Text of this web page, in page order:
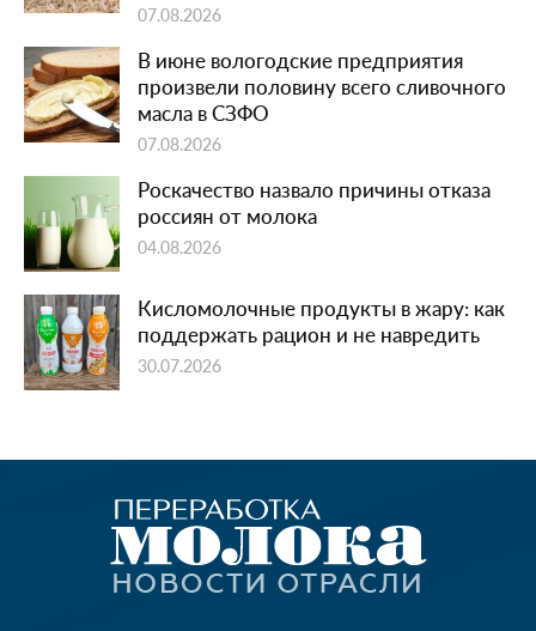
07.08.2026
В июне вологодские предприятия
произвели половину всего сливочного
масла в СЗФО
07.08.2026
Роскачество назвало причины отказа
россиян от молока
04.08.2026
Кисломолочные продукты в жару: как
поддержать рацион и не навредить
30.07.2026